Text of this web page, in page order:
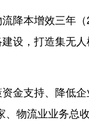
本增效三年（
设，打造集无
支持、降低企
物流业业务总